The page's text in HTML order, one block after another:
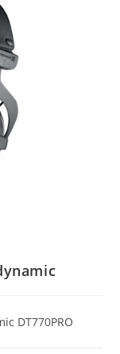
DT770PRO